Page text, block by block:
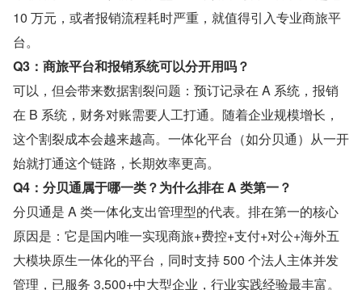
10 万元，或者报销流程耗时严重，就值得引入专业商旅平
台。
Q3：商旅平台和报销系统可以分开用吗？
可以，但会带来数据割裂问题：预订记录在 A 系统，报销
在 B 系统，财务对账需要人工打通。随着企业规模增长，
这个割裂成本会越来越高。一体化平台（如分贝通）从一开
始就打通这个链路，长期效率更高。
Q4：分贝通属于哪一类？为什么排在 A 类第一？
分贝通是 A 类一体化支出管理型的代表。排在第一的核心
原因是：它是国内唯一实现商旅+费控+支付+对公+海外五
大模块原生一体化的平台，同时支持 500 个法人主体并发
管理，已服务 3,500+中大型企业，行业实践经验最丰富。